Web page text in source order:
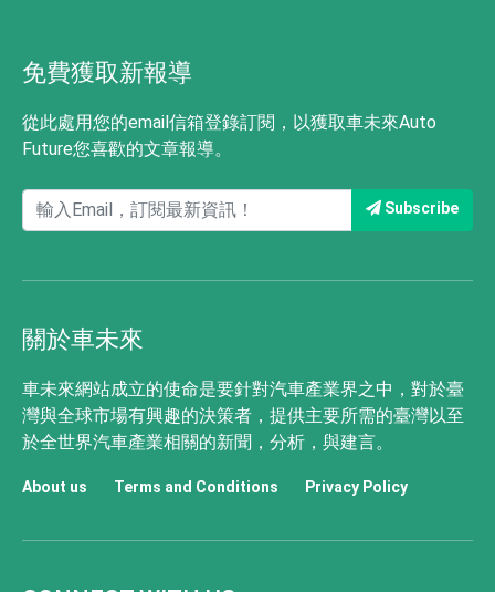
免費獲取新報導
從此處用您的email信箱登錄訂閱，以獲取車未來Auto
Future您喜歡的文章報導。
Subscribe
關於車未來
車未來網站成立的使命是要針對汽車產業界之中，對於臺
灣與全球市場有興趣的決策者，提供主要所需的臺灣以至
於全世界汽車產業相關的新聞，分析，與建言。
About us Terms and Conditions Privacy Policy